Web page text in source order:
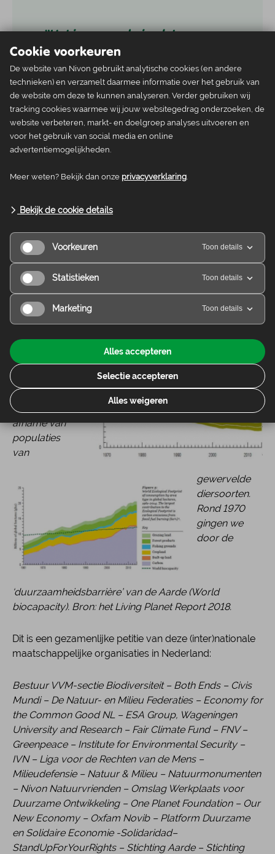
“Het is geen geheim dat
Nederland een grote footprint
heeft. We hebben ook de plicht
onze eigen rommel op te ruimen.”
Minister Eric Wiebes na de
presentatie van de “Monitor Brede
Welvaart” (2018).
“Wat we nodig hebben, is de
nationale eensgezindheid alsof we
in een oorlog beland zijn.” Prof.
(2018).
onze
voetafdruk en
rechts de
afname van
populaties
van
gewervelde
diersoorten.
Rond 1970
gingen we
door de
‘duurzaamheidsbarrière’ van de Aarde (World
biocapacity). Bron: het Living Planet Report 2018.
Dit is een gezamenlijke petitie van deze (inter)nationale
maatschappelijke organisaties in Nederland:
Bestuur VVM-sectie Biodiversiteit – Both Ends – Civis
Mundi – De Natuur- en Milieu Federaties – Economy for
the Common Good NL – ESA Group, Wageningen
University and Research – Fair Climate Fund – FNV –
Greenpeace – Institute for Environmental Security –
IVN – Liga voor de Rechten van de Mens –
Milieudefensie – Natuur & Milieu – Natuurmonumenten
– Nivon Natuurvrienden – Omslag Werkplaats voor
Duurzame Ontwikkeling – One Planet Foundation – Our
New Economy – Oxfam Novib – Platform Duurzame
en Solidaire Economie -Solidaridad–
StandUpForYourRights – Stichting Aarde – Stichting
Cookie voorkeuren
De website van Nivon gebruikt analytische cookies (en andere
technieken) en verzamelt daarmee informatie over het gebruik van
de website om deze te kunnen analyseren. Verder gebruiken wij
tracking cookies waarmee wij jouw websitegedrag onderzoeken, de
website verbeteren, markt- en doelgroep analyses uitvoeren en
voor het gebruik van social media en online
advertentiemogelijkheden.
Meer weten? Bekijk dan onze privacyverklaring
Bekijk de cookie details
Voorkeuren Toon details
Statistieken Toon details
Marketing Toon details
Alles accepteren
Selectie accepteren
Alles weigeren